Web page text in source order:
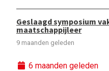
Geslaagd symposium
maatschappijleer
9 maanden geleden
6 maanden geleden